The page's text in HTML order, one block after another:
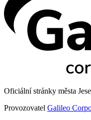
Oficiální stránky města
Provozovatel Galileo